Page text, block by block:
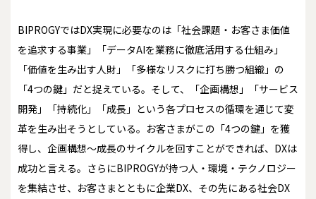
BIPROGYではDX実現に必要なのは「社会課題・お客さま価値
を追求する事業」「データAIを業務に徹底活用する仕組み」
「価値を生み出す人財」「多様なリスクに打ち勝つ組織」の
「4つの鍵」だと捉えている。そして、「企画構想」「サービス
開発」「持続化」「成長」という各プロセスの循環を通じて変
革を生み出そうとしている。お客さまがこの「4つの鍵」を獲
得し、企画構想～成長のサイクルを回すことができれば、DXは
成功と言える。さらにBIPROGYが持つ人・環境・テクノロジー
を集結させ、お客さまとともに企業DX、その先にある社会DX